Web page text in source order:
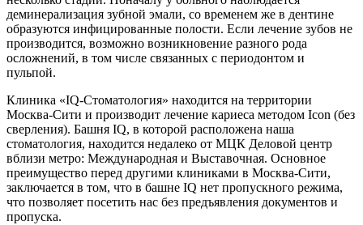
деминерализация зубной эмали, со временем же в дентине
образуются инфицированные полости. Если лечение зубов не
производится, возможно возникновение разного рода
осложнений, в том числе связанных с периодонтом и
пульпой.
Клиника «IQ-Стоматология» находится на территории
Москва-Сити и производит лечение кариеса методом Icon (без
сверления). Башня IQ, в которой расположена наша
стоматология, находится недалеко от МЦК Деловой центр
вблизи метро: Международная и Выставочная. Основное
преимущество перед другими клиниками в Москва-Сити,
заключается в том, что в башне IQ нет пропускного режима,
что позволяет посетить нас без предъявления документов и
пропуска.